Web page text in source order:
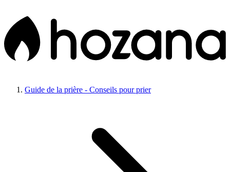
Guide de la prière - Conseils pour prier